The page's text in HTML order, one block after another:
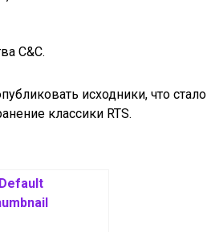
C&C.
исходники, что стало
классики RTS.